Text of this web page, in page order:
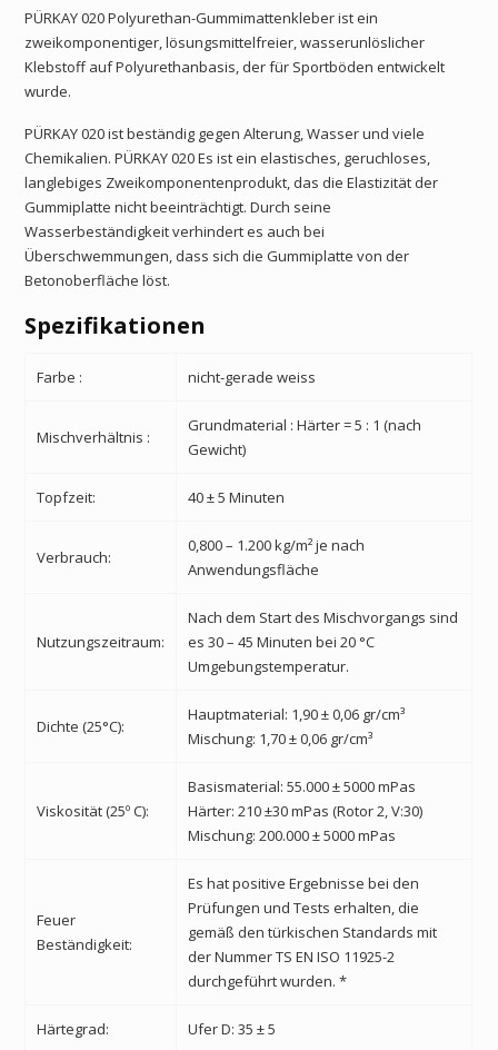
PÜRKAY 020 Polyurethan-Gummimattenkleber ist ein
zweikomponentiger, lösungsmittelfreier, wasserunlöslicher
Klebstoff auf Polyurethanbasis, der für Sportböden entwickelt
wurde.
PÜRKAY 020 ist beständig gegen Alterung, Wasser und viele
Chemikalien. PÜRKAY 020 Es ist ein elastisches, geruchloses,
langlebiges Zweikomponentenprodukt, das die Elastizität der
Gummiplatte nicht beeinträchtigt. Durch seine
Wasserbeständigkeit verhindert es auch bei
Überschwemmungen, dass sich die Gummiplatte von der
Betonoberfläche löst.
Spezifikationen
Farbe : nicht-gerade weiss
Mischverhältnis :
Grundmaterial : Härter = 5 : 1 (nach
Gewicht)
Topfzeit: 40 ± 5 Minuten
Verbrauch:
0,800 – 1.200 kg/m² je nach
Anwendungsfläche
Nutzungszeitraum:
Nach dem Start des Mischvorgangs sind
es 30 – 45 Minuten bei 20 °C
Umgebungstemperatur.
Dichte (25°C):
Hauptmaterial: 1,90 ± 0,06 gr/cm³
Mischung: 1,70 ± 0,06 gr/cm³
Viskosität (25º C):
Basismaterial: 55.000 ± 5000 mPas
Härter: 210 ±30mPas (Rotor 2, V:30)
Mischung: 200.000 ± 5000 mPas
Feuer
Beständigkeit:
Es hat positive Ergebnisse bei den
Prüfungen und Tests erhalten, die
gemäß den türkischen Standards mit
der Nummer TS EN ISO 11925-2
durchgeführt wurden. *
Härtegrad: Ufer D: 35 ± 5